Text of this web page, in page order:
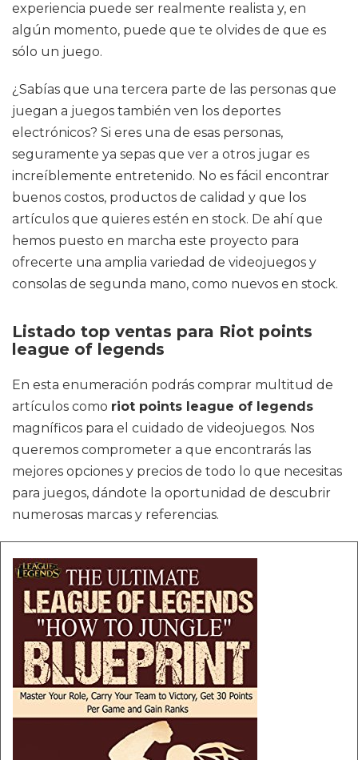
experiencia puede ser realmente realista y, en
algún momento, puede que te olvides de que es
sólo un juego.
¿Sabías que una tercera parte de las personas que
juegan a juegos también ven los deportes
electrónicos? Si eres una de esas personas,
seguramente ya sepas que ver a otros jugar es
increíblemente entretenido. No es fácil encontrar
buenos costos, productos de calidad y que los
artículos que quieres estén en stock. De ahí que
hemos puesto en marcha este proyecto para
ofrecerte una amplia variedad de videojuegos y
consolas de segunda mano, como nuevos en stock.
Listado top ventas para Riot points
league of legends
En esta enumeración podrás comprar multitud de
artículos como riot points league of legends
magníficos para el cuidado de videojuegos. Nos
queremos comprometer a que encontrarás las
mejores opciones y precios de todo lo que necesitas
para juegos, dándote la oportunidad de descubrir
numerosas marcas y referencias.